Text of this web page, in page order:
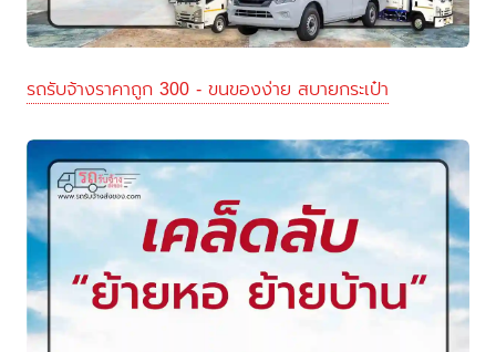
รถรับจ้างราคาถูก 300 - ขนของง่าย สบายกระเป๋า